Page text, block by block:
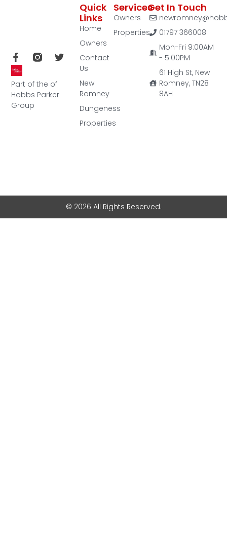
Part of the of
Hobbs Parker
Group
Services
Owners
Properties
Quick
Links
Home
Owners
Contact
Us
New
Romney
Dungeness
Properties
Get In Touch
01797 366008
Mon-Fri 9:00AM
- 5:00PM
61 High St, New
Romney, TN28
8AH
© 2026 All Rights Reserved.